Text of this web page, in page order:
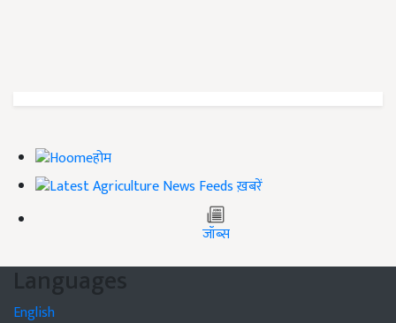
होम
ख़बरें
जॉब्स
Languages
English